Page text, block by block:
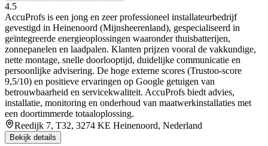
4.5
AccuProfs is een jong en zeer professioneel installateurbedrijf
gevestigd in Heinenoord (Mijnsheerenland), gespecialiseerd in
geïntegreerde energieoplossingen waaronder thuisbatterijen,
zonnepanelen en laadpalen. Klanten prijzen vooral de vakkundige,
nette montage, snelle doorlooptijd, duidelijke communicatie en
persoonlijke advisering. De hoge externe scores (Trustoo‑score
9,5/10) en positieve ervaringen op Google getuigen van
betrouwbaarheid en servicekwaliteit. AccuProfs biedt advies,
installatie, monitoring en onderhoud van maatwerkinstallaties met
een doortimmerde totaaloplossing.
Reedijk 7, T32, 3274 KE Heinenoord, Nederland
Bekijk details